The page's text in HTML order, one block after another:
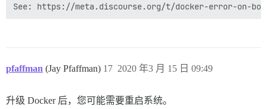
pfaffman (Jay Pfaffman) 2020 年3 月 15 日 09:49
17
升级 Docker 后，您可能需要重启系统。